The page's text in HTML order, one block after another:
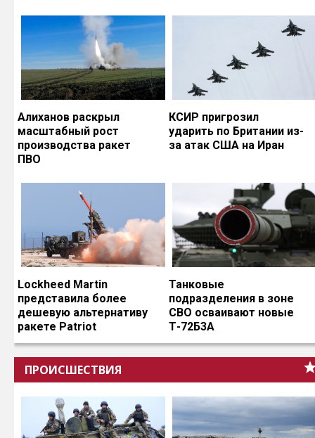
Алиханов раскрыл
масштабный рост
производства ракет
ПВО
КСИР пригрозил
ударить по Британии из-
за атак США на Иран
Lockheed Martin
представила более
дешевую альтернативу
ракете Patriot
Танковые
подразделения в зоне
СВО осваивают новые
Т-72Б3А
ПРОИСШЕСТВИЯ